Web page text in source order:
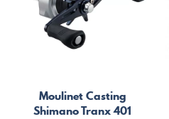
Moulinet Casting
Shimano Tranx 401